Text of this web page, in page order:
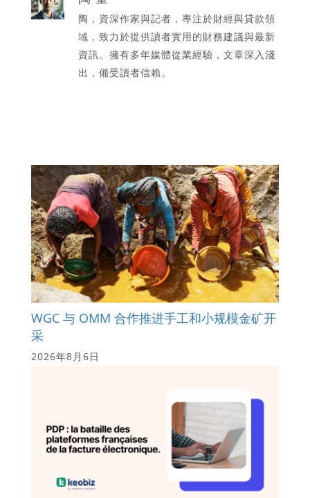
陶，資深作家與記者，專注於財經與貸款領
域，致力於提供讀者實用的財務建議與最新
資訊。擁有多年媒體從業經驗，文章深入淺
出，備受讀者信賴。
WGC 与 OMM 合作推进手工和小规模金矿开
采
2026年8月6日